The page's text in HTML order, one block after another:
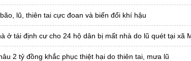
lũ, thiên tai cực đoan và biến đổi khí hậu
ở tái định cư cho 24 hộ dân bị mất nhà do lũ quét tại xã
2 tỷ đồng khắc phục thiệt hại do thiên tai, mưa lũ